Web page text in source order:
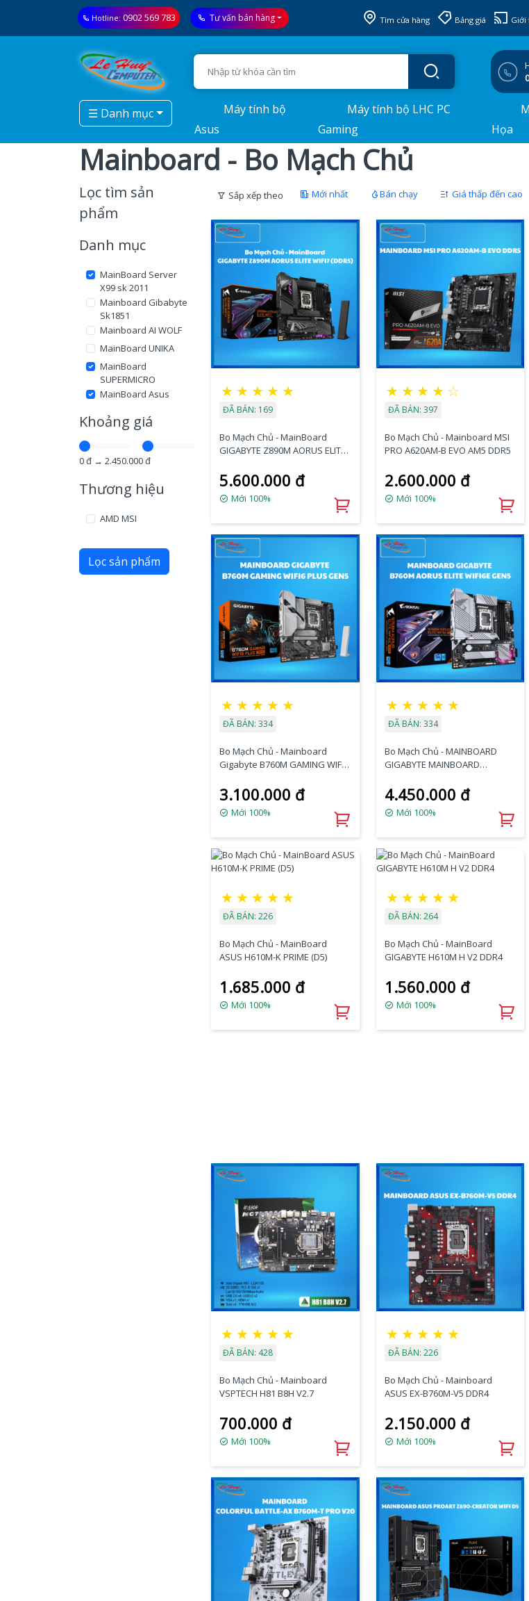
Hotline: 0902 569 783 Tư vấn bán hàng Tìm cửa hàng Bảng giá Giới
☰ Danh mục
Máy tính bộ
Asus
Máy tính bộ LHC PC
Gaming
Họa
Mainboard - Bo Mạch Chủ
Lọc tìm sản
phẩm
Danh mục
MainBoard Server
X99 sk 2011
Mainboard Gibabyte
Sk1851
Mainboard AI WOLF
MainBoard UNIKA
MainBoard
SUPERMICRO
MainBoard Asus
MainBoard Gigabyte
MainBoard Asus
Amd
MainBoard Asrock
MainBoard Asus
MainBoard Asrock
MainBoard Giga
Khoảng giá
0đ → 2.450.000đ
Thương hiệu
AMD MSI
Lọc sản phẩm
Sắp xếp theo Mới nhất Bán chạy Giá thấp đến cao
★ ★ ★ ★ ★
ĐÃ BÁN: 169
Bo Mạch Chủ - MainBoard
GIGABYTE Z890M AORUS ELITE
5.600.000 đ
Mới 100%
★ ★ ★ ★ ☆
ĐÃ BÁN: 397
Bo Mạch Chủ - Mainboard MSI
PRO A620AM-B EVO AM5 DDR5
2.600.000 đ
Mới 100%
★ ★ ★ ★ ★
ĐÃ BÁN: 334
Bo Mạch Chủ - Mainboard
Gigabyte B760M GAMING WIFI6
3.100.000 đ
Mới 100%
★ ★ ★ ★ ★
ĐÃ BÁN: 334
Bo Mạch Chủ - MAINBOARD
GIGABYTE MAINBOARD
WIFI6E GEN5
4.450.000 đ
Mới 100%
★ ★ ★ ★ ★
ĐÃ BÁN: 226
Bo Mạch Chủ - MainBoard
ASUS H610M-K PRIME (D5)
1.685.000 đ
Mới 100%
★ ★ ★ ★ ★
ĐÃ BÁN: 264
Bo Mạch Chủ - MainBoard
GIGABYTE H610M H V2 DDR4
1.560.000 đ
Mới 100%
★ ★ ★ ★ ★
ĐÃ BÁN: 428
Bo Mạch Chủ - Mainboard
VSPTECH H81 B8H V2.7
700.000 đ
Mới 100%
★ ★ ★ ★ ★
ĐÃ BÁN: 226
Bo Mạch Chủ - Mainboard
ASUS EX-B760M-V5 DDR4
2.150.000 đ
Mới 100%